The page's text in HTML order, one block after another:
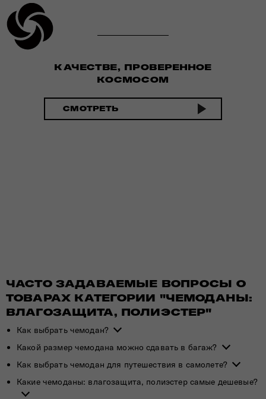
КАЧЕСТВЕ, ПРОВЕРЕННОЕ
КОСМОСОМ
СМОТРЕТЬ
ЧАСТО ЗАДАВАЕМЫЕ ВОПРОСЫ О
ТОВАРАХ КАТЕГОРИИ "ЧЕМОДАНЫ:
ВЛАГОЗАЩИТА, ПОЛИЭСТЕР"
Как выбрать чемодан?
Какой размер чемодана можно сдавать в багаж?
Как выбрать чемодан для путешествия в самолете?
Какие чемоданы: влагозащита, полиэстер самые дешевые?